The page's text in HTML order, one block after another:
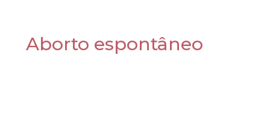
Aborto espontâneo